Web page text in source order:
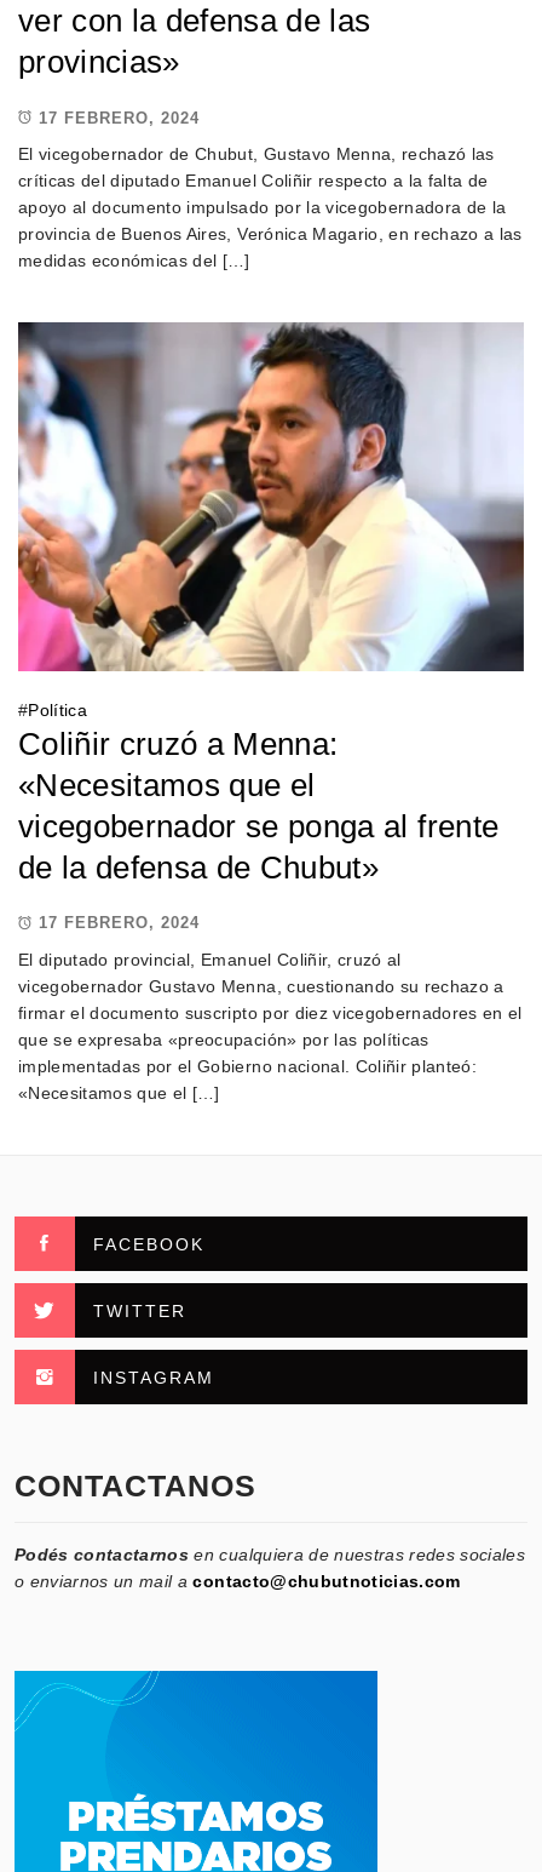
ver con la defensa de las
provincias»
17 FEBRERO, 2024
El vicegobernador de Chubut, Gustavo Menna, rechazó las
críticas del diputado Emanuel Coliñir respecto a la falta de
apoyo al documento impulsado por la vicegobernadora de la
provincia de Buenos Aires, Verónica Magario, en rechazo a las
medidas económicas del […]
#Política
Coliñir cruzó a Menna:
«Necesitamos que el
vicegobernador se ponga al frente
de la defensa de Chubut»
17 FEBRERO, 2024
El diputado provincial, Emanuel Coliñir, cruzó al
vicegobernador Gustavo Menna, cuestionando su rechazo a
firmar el documento suscripto por diez vicegobernadores en el
que se expresaba «preocupación» por las políticas
implementadas por el Gobierno nacional. Coliñir planteó:
«Necesitamos que el […]
FACEBOOK
TWITTER
INSTAGRAM
CONTACTANOS
Podés contactarnos en cualquiera de nuestras redes sociales
o enviarnos un mail acontacto@chubutnoticias.com